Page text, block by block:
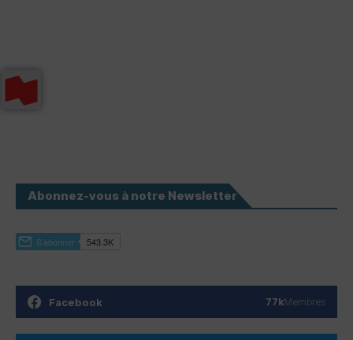
Abonnez-vous à notre Newsletter
Facebook 77kMembres